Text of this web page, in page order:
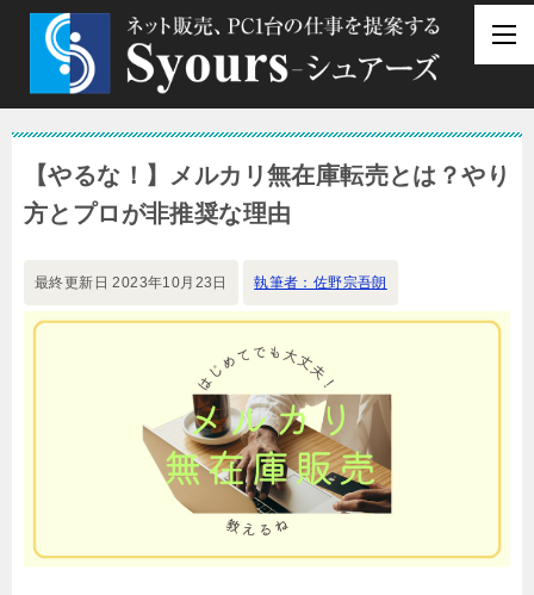
【やるな！】メルカリ無在庫転売とは？やり
方とプロが非推奨な理由
最終更新日2023年10月23日 執筆者：佐野宗吾朗